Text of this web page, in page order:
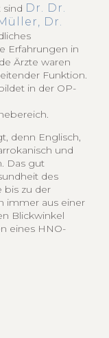
sind Dr. Dr.
Dr.
Erfahrungen in
Ärzte waren
Funktion.
in der OP-
denn Englisch,
und
Das gut
des
bis zu der
immer aus einer
Blickwinkel
eines HNO-